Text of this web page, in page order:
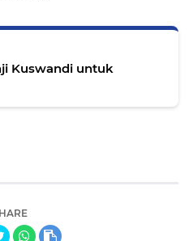
Kuswandi untuk